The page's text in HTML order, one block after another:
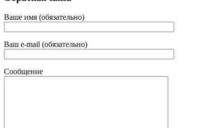
Ваше имя (обязательно)
Ваш e-mail (обязательно)
Сообщение